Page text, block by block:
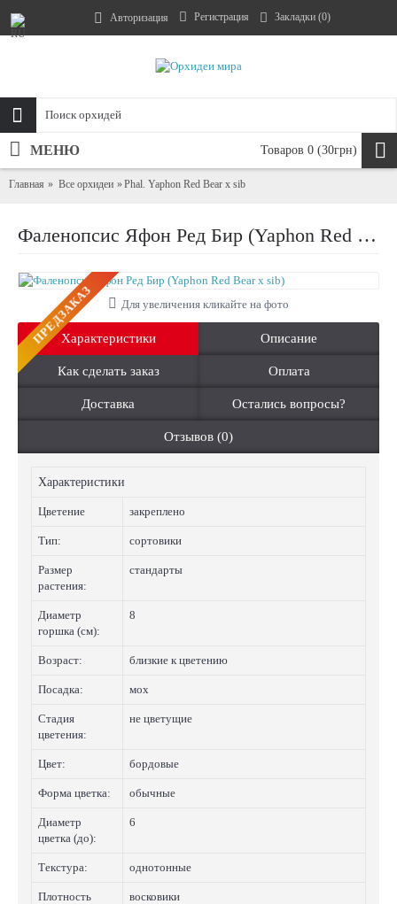
Авторизация Регистрация Закладки (0)
Товаров 0 (30грн)
МЕНЮ
Главная Все орхидеи Phal. Yaphon Red Bear x sib
Фаленопсис Яфон Ред Бир (Yaphon Red Bear x sib)
ПРЕДЗАКАЗ Для увеличения кликайте на фото
Характеристики Описание
Как сделать заказ Оплата
Доставка Остались вопросы?
Отзывов (0)
Характеристики
Цветение закреплено
Тип: сортовики
Размер
растения:
стандарты
Диаметр
горшка (см):
8
Возраст: близкие к цветению
Посадка: мох
Стадия
цветения:
не цветущие
Цвет: бордовые
Форма цветка: обычные
Диаметр
цветка (до):
6
Текстура: однотонные
Плотность
восковики